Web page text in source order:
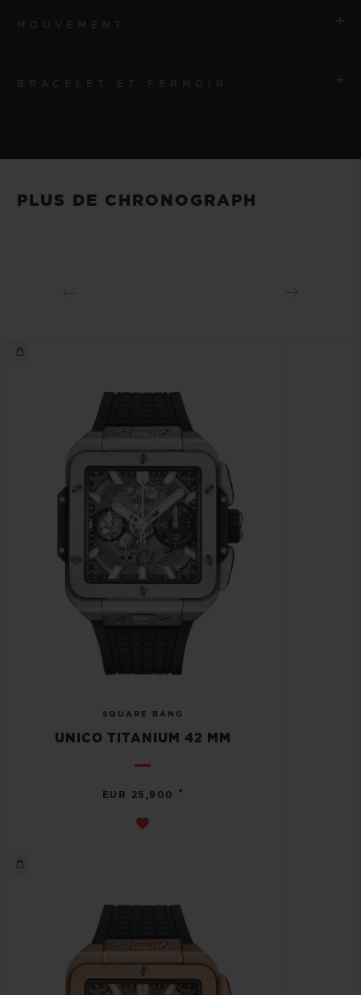
RÉSERVE DE MARCHE
BRACELET
PLUS DE CHRONOGRAPH
SQUARE BANG
UNICO TITANIUM 42 MM
EUR 25,900 •